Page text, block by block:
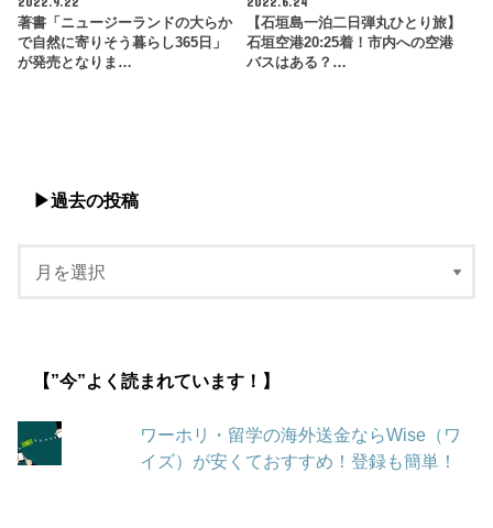
著書「ニュージーランドの大らか
で自然に寄りそう暮らし365日」
が発売となりま…
【石垣島一泊二日弾丸ひとり旅】
石垣空港20:25着！市内への空港
バスはある？…
▶︎過去の投稿
【”今”よく読まれています！】
ワーホリ・留学の海外送金ならWise（ワ
イズ）が安くておすすめ！登録も簡単！